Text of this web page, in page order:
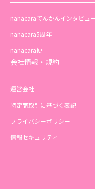
nanacaraてんかんインタビュ
nanacara5周年
nanacara便
会社情報・規約
運営会社
特定商取引に基づく表記
プライバシーポリシー
情報セキュリティ